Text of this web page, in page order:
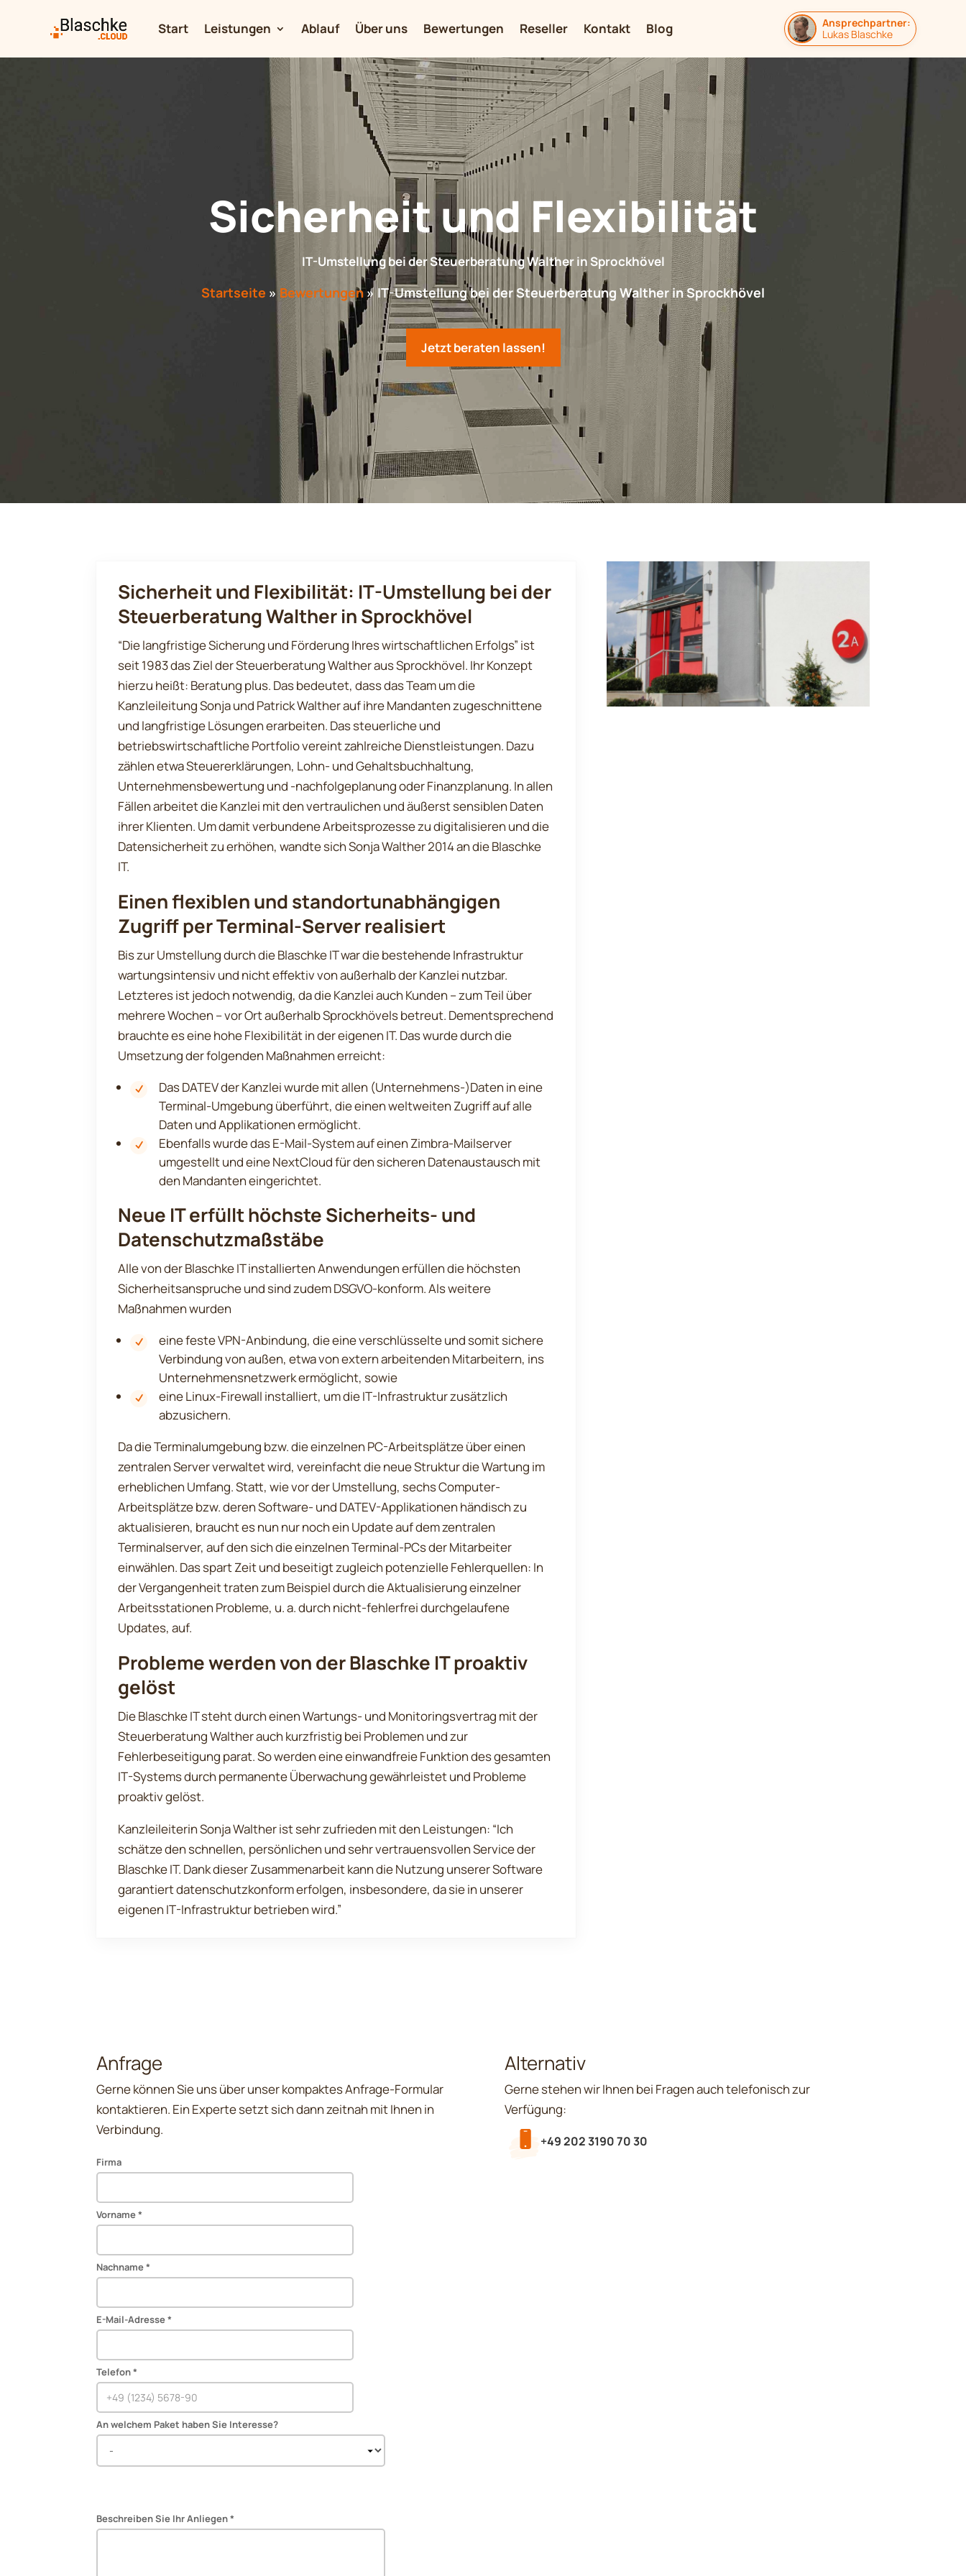
Start Leistungen Ablauf Über uns Bewertungen Reseller Kontakt Blog
Ansprechpartner:
Lukas Blaschke
Sicherheit und Flexibilität
IT-Umstellung bei der Steuerberatung Walther in Sprockhövel
Startseite » Bewertungen» IT-Umstellung bei der Steuerberatung Walther in Sprockhövel
Jetzt beraten lassen!
Sicherheit und Flexibilität: IT-Umstellung bei der
Steuerberatung Walther in Sprockhövel
“Die langfristige Sicherung und Förderung Ihres wirtschaftlichen Erfolgs” ist
seit 1983 das Ziel der Steuerberatung Walther aus Sprockhövel. Ihr Konzept
hierzu heißt: Beratung plus. Das bedeutet, dass das Team um die
Kanzleileitung Sonja und Patrick Walther auf ihre Mandanten zugeschnittene
und langfristige Lösungen erarbeiten. Das steuerliche und
betriebswirtschaftliche Portfolio vereint zahlreiche Dienstleistungen. Dazu
zählen etwa Steuererklärungen, Lohn- und Gehaltsbuchhaltung,
Unternehmensbewertung und -nachfolgeplanung oder Finanzplanung. In allen
Fällen arbeitet die Kanzlei mit den vertraulichen und äußerst sensiblen Daten
ihrer Klienten. Um damit verbundene Arbeitsprozesse zu digitalisieren und die
Datensicherheit zu erhöhen, wandte sich Sonja Walther 2014 an die Blaschke
IT.
Einen flexiblen und standortunabhängigen
Zugriff per Terminal-Server realisiert
Bis zur Umstellung durch die Blaschke IT war die bestehende Infrastruktur
wartungsintensiv und nicht effektiv von außerhalb der Kanzlei nutzbar.
Letzteres ist jedoch notwendig, da die Kanzlei auch Kunden – zum Teil über
mehrere Wochen – vor Ort außerhalb Sprockhövels betreut. Dementsprechend
brauchte es eine hohe Flexibilität in der eigenen IT. Das wurde durch die
Umsetzung der folgenden Maßnahmen erreicht:
Das DATEV der Kanzlei wurde mit allen (Unternehmens-)Daten in eine
Terminal-Umgebung überführt, die einen weltweiten Zugriff auf alle
Daten und Applikationen ermöglicht.
Ebenfalls wurde das E-Mail-System auf einen Zimbra-Mailserver
umgestellt und eine NextCloud für den sicheren Datenaustausch mit
den Mandanten eingerichtet.
Neue IT erfüllt höchste Sicherheits- und
Datenschutzmaßstäbe
Alle von der Blaschke IT installierten Anwendungen erfüllen die höchsten
Sicherheitsanspruche und sind zudem DSGVO-konform. Als weitere
Maßnahmen wurden
eine feste VPN-Anbindung, die eine verschlüsselte und somit sichere
Verbindung von außen, etwa von extern arbeitenden Mitarbeitern, ins
Unternehmensnetzwerk ermöglicht, sowie
eine Linux-Firewall installiert, um die IT-Infrastruktur zusätzlich
abzusichern.
Da die Terminalumgebung bzw. die einzelnen PC-Arbeitsplätze über einen
zentralen Server verwaltet wird, vereinfacht die neue Struktur die Wartung im
erheblichen Umfang. Statt, wie vor der Umstellung, sechs Computer-
Arbeitsplätze bzw. deren Software- und DATEV-Applikationen händisch zu
aktualisieren, braucht es nun nur noch ein Update auf dem zentralen
Terminalserver, auf den sich die einzelnen Terminal-PCs der Mitarbeiter
einwählen. Das spart Zeit und beseitigt zugleich potenzielle Fehlerquellen: In
der Vergangenheit traten zum Beispiel durch die Aktualisierung einzelner
Arbeitsstationen Probleme, u. a. durch nicht-fehlerfrei durchgelaufene
Updates, auf.
Probleme werden von der Blaschke IT proaktiv
gelöst
Die Blaschke IT steht durch einen Wartungs- und Monitoringsvertrag mit der
Steuerberatung Walther auch kurzfristig bei Problemen und zur
Fehlerbeseitigung parat. So werden eine einwandfreie Funktion des gesamten
IT-Systems durch permanente Überwachung gewährleistet und Probleme
proaktiv gelöst.
Kanzleileiterin Sonja Walther ist sehr zufrieden mit den Leistungen: “Ich
schätze den schnellen, persönlichen und sehr vertrauensvollen Service der
Blaschke IT. Dank dieser Zusammenarbeit kann die Nutzung unserer Software
garantiert datenschutzkonform erfolgen, insbesondere, da sie in unserer
eigenen IT-Infrastruktur betrieben wird.”
Anfrage
Gerne können Sie uns über unser kompaktes Anfrage-Formular
kontaktieren. Ein Experte setzt sich dann zeitnah mit Ihnen in
Verbindung.
Firma
Vorname *
Nachname *
E-Mail-Adresse *
Telefon *
An welchem Paket haben Sie Interesse?
Beschreiben Sie Ihr Anliegen *
Alternativ
Gerne stehen wir Ihnen bei Fragen auch telefonisch zur
Verfügung:
+49 202 3190 70 30